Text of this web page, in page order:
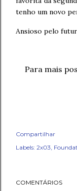
tenho um novo
Ansioso pelo
Para mais
Compartilhar
Labels: 2x03
COMENTÁRIOS